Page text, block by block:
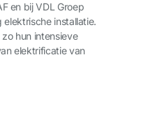
en bij VDL Groep
installatie.
hun intensieve
elektrificatie van